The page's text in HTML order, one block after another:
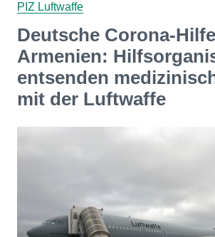
PIZ Luftwaffe
Deutsche Corona-
Armenien:
entsenden
mit der Luftwaffe